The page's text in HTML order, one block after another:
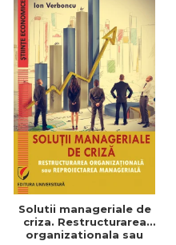
Solutii manageriale de
criza. Restructurarea
organizationala sau